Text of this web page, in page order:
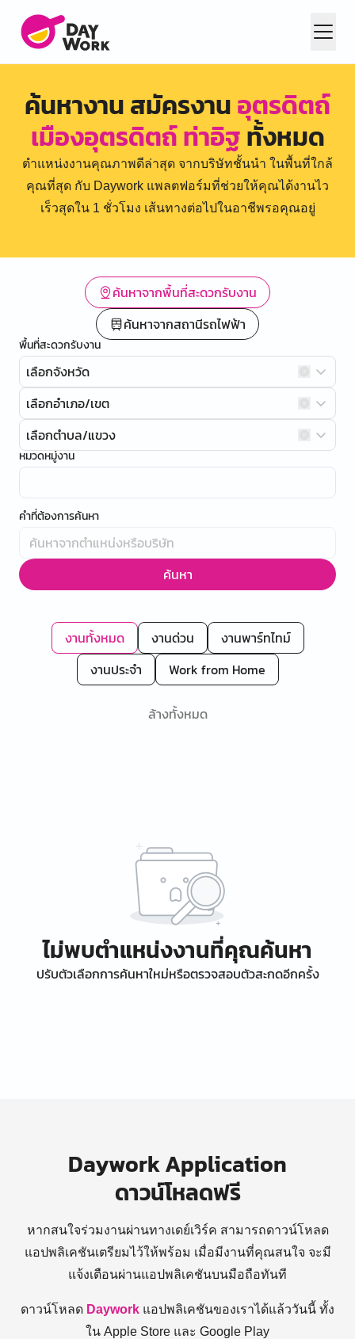
ค้นหางาน สมัครงานอุตรดิตถ์
เมืองอุตรดิตถ์ ท่าอิฐทั้งหมด
ตำแหน่งงานคุณภาพดีล่าสุด จากบริษัทชั้นนำ ในพื้นที่ใกล้
คุณที่สุด กับ Daywork แพลตฟอร์มที่ช่วยให้คุณได้งานไว
เร็วสุดใน 1 ชั่วโมง เส้นทางต่อไปในอาชีพรอคุณอยู่
ค้นหาจากพื้นที่สะดวกรับงาน
ค้นหาจากสถานีรถไฟฟ้า
พื้นที่สะดวกรับงาน
เลือกจังหวัด
เลือกอำเภอ/เขต
เลือกตำบล/แขวง
หมวดหมู่งาน
คำที่ต้องการค้นหา
ค้นหา
งานทั้งหมด งานด่วน
งานพาร์ทไทม์
งานประจำ
Work from Home
ล้างทั้งหมด
ไม่พบตำแหน่งงานที่คุณค้นหา
ปรับตัวเลือกการค้นหาใหม่หรือตรวจสอบตัวสะกดอีกครั้ง
Daywork Application
ดาวน์โหลดฟรี
หากสนใจร่วมงานผ่านทางเดย์เวิร์ค สามารถดาวน์โหลด
แอปพลิเคชันเตรียมไว้ให้พร้อม เมื่อมีงานที่คุณสนใจ จะมี
แจ้งเตือนผ่านแอปพลิเคชันบนมือถือทันที
ดาวน์โหลด Daywork แอปพลิเคชันของเราได้แล้ววันนี้ ทั้ง
ใน Apple Store และ Google Play